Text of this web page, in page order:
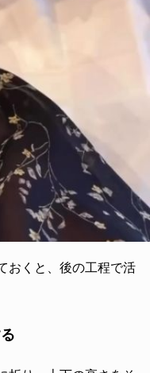
おくと、後の工程で活